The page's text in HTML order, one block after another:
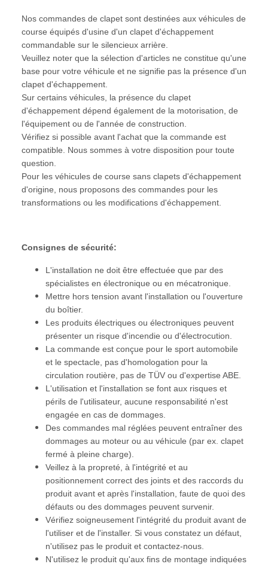
Nos commandes de clapet sont destinées aux véhicules de
course équipés d'usine d'un clapet d'échappement
commandable sur le silencieux arrière.
Veuillez noter que la sélection d'articles ne constitue qu'une
base pour votre véhicule et ne signifie pas la présence d'un
clapet d'échappement.
Sur certains véhicules, la présence du clapet
d'échappement dépend également de la motorisation, de
l'équipement ou de l'année de construction.
Vérifiez si possible avant l'achat que la commande est
compatible. Nous sommes à votre disposition pour toute
question.
Pour les véhicules de course sans clapets d'échappement
d'origine, nous proposons des commandes pour les
transformations ou les modifications d'échappement.
Consignes de sécurité:
L'installation ne doit être effectuée que par des
spécialistes en électronique ou en mécatronique.
Mettre hors tension avant l'installation ou l'ouverture
du boîtier.
Les produits électriques ou électroniques peuvent
présenter un risque d'incendie ou d'électrocution.
La commande est conçue pour le sport automobile
et le spectacle, pas d'homologation pour la
circulation routière, pas de TÜV ou d'expertise ABE.
L'utilisation et l'installation se font aux risques et
périls de l'utilisateur, aucune responsabilité n'est
engagée en cas de dommages.
Des commandes mal réglées peuvent entraîner des
dommages au moteur ou au véhicule (par ex. clapet
fermé à pleine charge).
Veillez à la propreté, à l'intégrité et au
positionnement correct des joints et des raccords du
produit avant et après l'installation, faute de quoi des
défauts ou des dommages peuvent survenir.
Vérifiez soigneusement l'intégrité du produit avant de
l'utiliser et de l'installer. Si vous constatez un défaut,
n'utilisez pas le produit et contactez-nous.
N'utilisez le produit qu'aux fins de montage indiquées